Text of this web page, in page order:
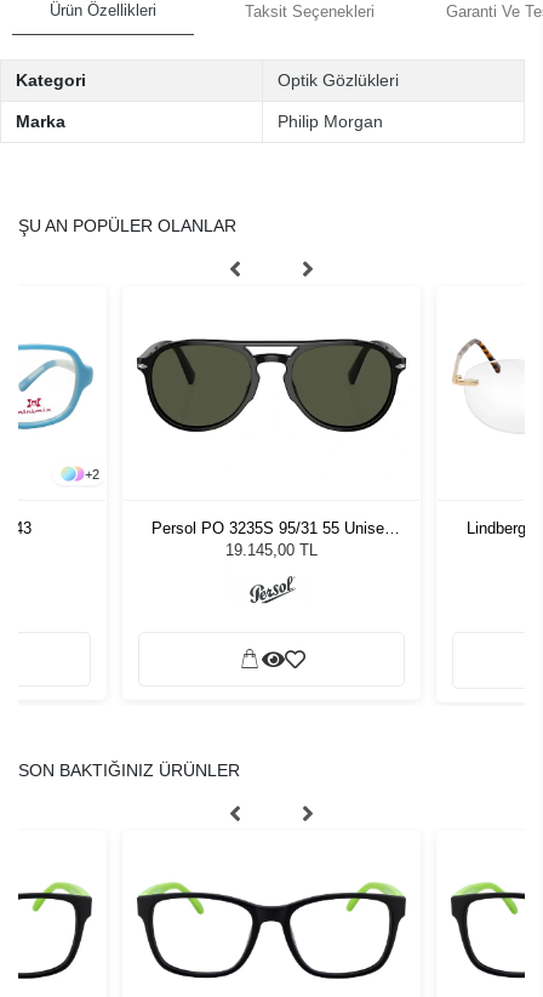
Ürün Özellikleri Taksit Seçenekleri Garanti Ve
Kategori Optik Gözlükleri
Marka Philip Morgan
ŞU AN POPÜLER OLANLAR
+2
- 43
Persol PO 3235S 95/31 55 Unisex
Güneş Gözlüğü
19.145,00 TL
Lindberg
SON BAKTIĞINIZ ÜRÜNLER